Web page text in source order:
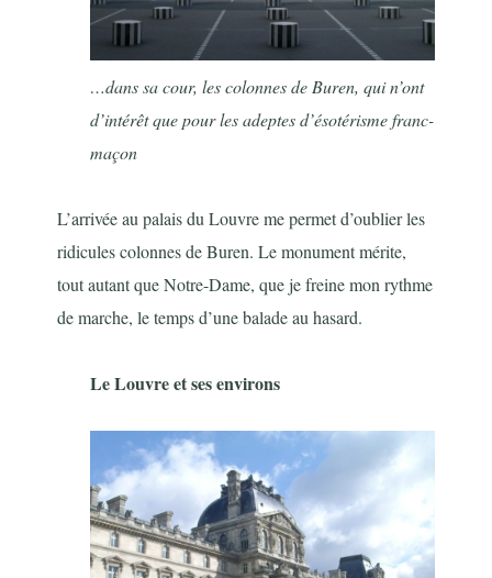
…dans sa cour, les colonnes de Buren, qui n’ont
d’intérêt que pour les adeptes d’ésotérisme franc-
maçon
L’arrivée au palais du Louvre me permet d’oublier les
ridicules colonnes de Buren. Le monument mérite,
tout autant que Notre-Dame, que je freine mon rythme
de marche, le temps d’une balade au hasard.
Le Louvre et ses environs